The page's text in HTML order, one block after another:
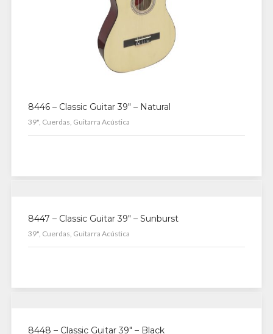
8446 – Classic Guitar 39″ – Natural
39", Cuerdas, Guitarra Acústica
8447 – Classic Guitar 39″ – Sunburst
39", Cuerdas, Guitarra Acústica
8448 – Classic Guitar 39″ – Black